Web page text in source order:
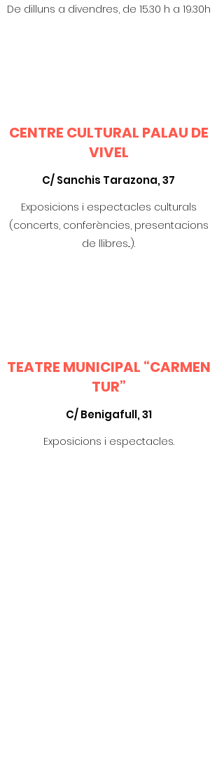
De dilluns a divendres, de 15.30 h a 19.30h
CENTRE CULTURAL PALAU DE
VIVEL
C/ Sanchis Tarazona, 37
Exposicions i espectacles culturals
(concerts, conferències, presentacions
de llibres...).
TEATRE MUNICIPAL “CARMEN
TUR”
C/ Benigafull, 31
Exposicions i espectacles.